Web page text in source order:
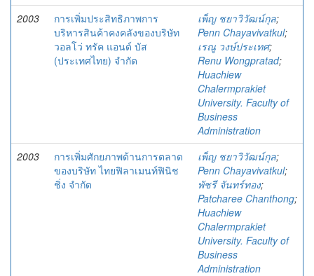
2003
การเพิ่มประสิทธิภาพการ
บริหารสินค้าคงคลังของบริษัท
วอลโว่ ทรัค แอนด์ บัส
(ประเทศไทย) จำกัด
เพ็ญ ชยาวิวัฒน์กุล;
Penn Chayavivatkul;
เรณู วงษ์ประเทศ;
Renu Wongpratad;
Huachiew
Chalermprakiet
University. Faculty of
Business
Administration
2003
การเพิ่มศักยภาพด้านการตลาด
ของบริษัท ไทยฟิลาเมนท์ฟินิช
ชิ่ง จำกัด
เพ็ญ ชยาวิวัฒน์กุล;
Penn Chayavivatkul;
พัชรี จันทร์ทอง;
Patcharee Chanthong;
Huachiew
Chalermprakiet
University. Faculty of
Business
Administration